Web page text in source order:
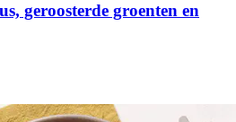
geroosterde groenten en